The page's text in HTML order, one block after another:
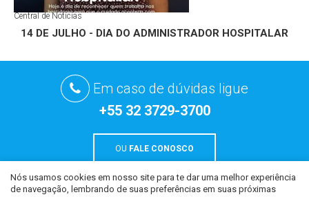
Central de Notícias
14 DE JULHO - DIA DO ADMINISTRADOR HOSPITALAR
Nós usamos cookies em nosso site para te dar uma melhor experiência
de navegação, lembrando de suas preferências em suas próximas
Em caso de dúvidas ligue
+55 32 3729-3700
OU FALE CONOSCO
Todo o conteúdo deste site é de uso exclusivo da CCM Hospital São